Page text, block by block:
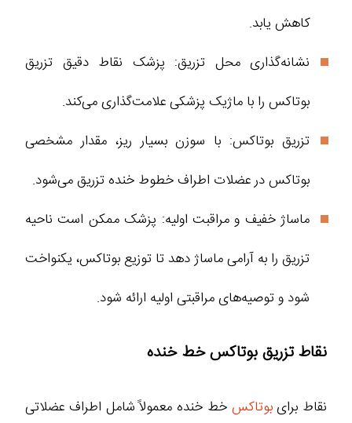
کاهش یابد.
نشانه‌گذاری محل تزریق: پزشک نقاط دقیق تزریق
بوتاکس را با ماژیک پزشکی علامت‌گذاری می‌کند.
تزریق بوتاکس: با سوزن بسیار ریز، مقدار مشخصی
بوتاکس در عضلات اطراف خطوط خنده تزریق می‌شود.
ماساژ خفیف و مراقبت اولیه: پزشک ممکن است ناحیه
تزریق را به آرامی ماساژ دهد تا توزیع بوتاکس، یکنواخت
شود و توصیه‌های مراقبتی اولیه ارائه شود.
نقاط تزریق بوتاکس خط خنده
نقاط برایبوتاکس خط خنده معمولاً شامل اطراف عضلاتی